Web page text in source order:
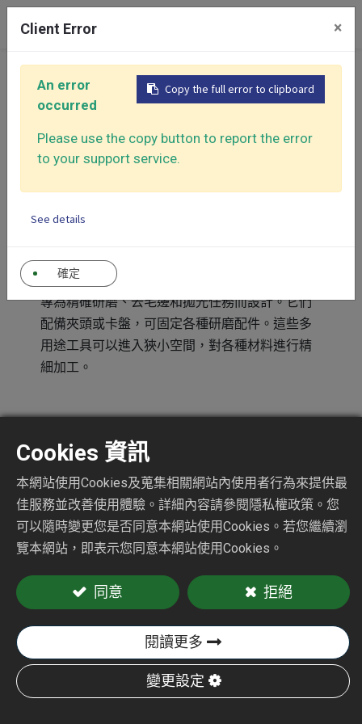
首頁 氣動砂輪機 孔內砂磨機
孔內砂磨機
孔內砂磨機
氣動孔內砂磨機是小巧且功能強大的手持工具，
專為精確研磨、去毛邊和拋光任務而設計。它們
配備夾頭或卡盤，可固定各種研磨配件。這些多
用途工具可以進入狹小空間，對各種材料進行精
細加工。
CY-4301B
Cookies 資訊
本網站使用Cookies及蒐集相關網站內使用者行為來提供最
佳服務並改善使用體驗。詳細內容請參閱隱私權政策。您
可以隨時變更您是否同意本網站使用Cookies。若您繼續瀏
覽本網站，即表示您同意本網站使用Cookies。
同意 拒絕
閱讀更多
變更設定
Client Error ×
Copy the full error to clipboard
An error
occurred
Please use the copy button to report the error
to your support service.
See details
確定